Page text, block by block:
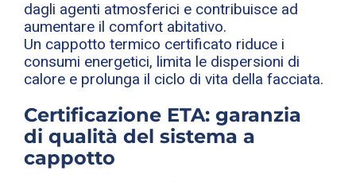
dagli agenti atmosferici e contribuisce ad
aumentare il comfort abitativo.
Un cappotto termico certificato riduce i
consumi energetici, limita le dispersioni di
calore e prolunga il ciclo di vita della facciata.
Certificazione ETA: garanzia
di qualità del sistema a
cappotto